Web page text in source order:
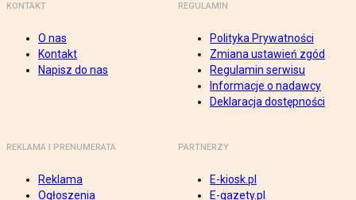
KONTAKT
O nas
Kontakt
Napisz do nas
REGULAMIN
Polityka Prywatności
Zmiana ustawień zgód
Regulamin serwisu
Informacje o nadawcy
Deklaracja dostępności
REKLAMA I PRENUMERATA
Reklama
Ogłoszenia
PARTNERZY
E-kiosk.pl
E-gazety.pl